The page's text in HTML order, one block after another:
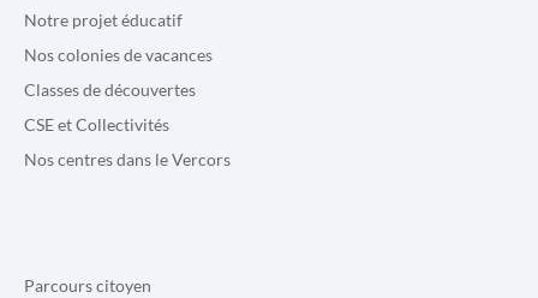
Notre projet éducatif
Nos colonies de vacances
Classes de découvertes
CSE et Collectivités
Nos centres dans le Vercors
Parcours citoyen